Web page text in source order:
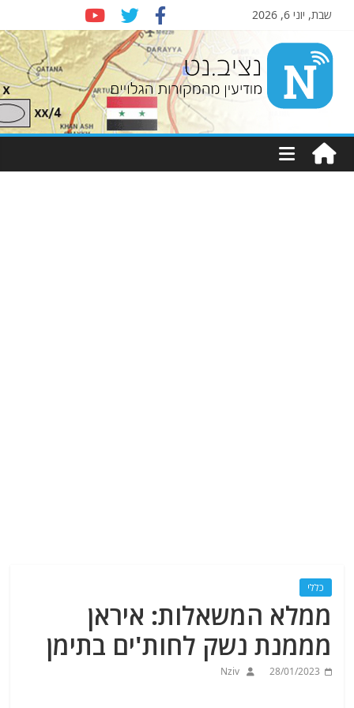
שבת, יוני 6, 2026
Nziv.net
מודיעין
מהמקורות
כללי
ממלא המשאלות: איראן
מממנת נשק לחות'ים בתימן
28/01/2023
Nziv